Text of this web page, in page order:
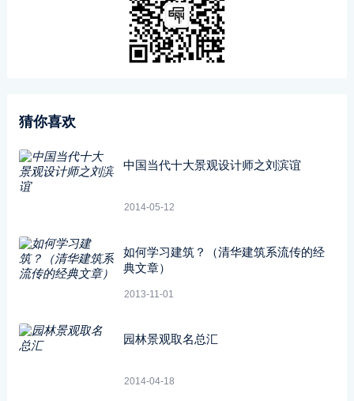
猜你喜欢
中国当代十大景观设计师之刘滨谊
2014-05-12
如何学习建筑？（清华建筑系流传的经
典文章）
2013-11-01
园林景观取名总汇
2014-04-18